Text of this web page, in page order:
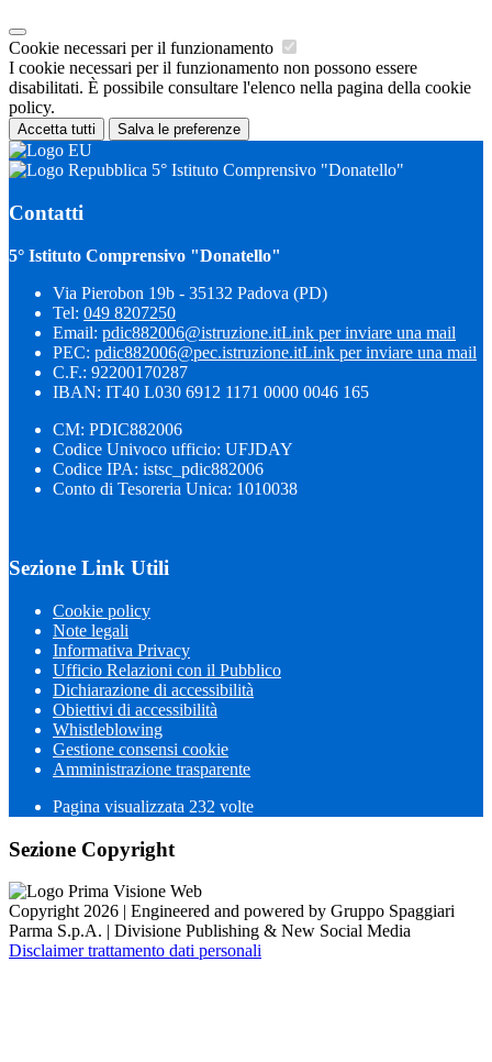
Cookie necessari per il funzionamento
I cookie necessari per il funzionamento non possono essere
disabilitati. È possibile consultare l'elenco nella pagina della cookie
policy.
Accetta tutti Salva le preferenze
5° Istituto Comprensivo "Donatello"
Contatti
5° Istituto Comprensivo "Donatello"
Via Pierobon 19b - 35132 Padova (PD)
Tel: 049 8207250
Email: pdic882006@istruzione.itLink per inviare una mail
PEC: pdic882006@pec.istruzione.itLink per inviare una mail
C.F.: 92200170287
IBAN: IT40 L030 6912 1171 0000 0046 165
CM: PDIC882006
Codice Univoco ufficio: UFJDAY
Codice IPA: istsc_pdic882006
Conto di Tesoreria Unica: 1010038
Sezione Link Utili
Cookie policy
Note legali
Informativa Privacy
Ufficio Relazioni con il Pubblico
Dichiarazione di accessibilità
Obiettivi di accessibilità
Whistleblowing
Gestione consensi cookie
Amministrazione trasparente
Pagina visualizzata 232 volte
Sezione Copyright
Copyright 2026 | Engineered and powered by Gruppo Spaggiari
Parma S.p.A. | Divisione Publishing & New Social Media
Disclaimer trattamento dati personali